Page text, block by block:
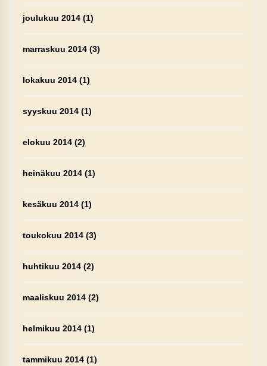
joulukuu 2014(1)
marraskuu 2014(3)
lokakuu 2014(1)
syyskuu 2014(1)
elokuu 2014(2)
heinäkuu 2014(1)
kesäkuu 2014(1)
toukokuu 2014(3)
huhtikuu 2014(2)
maaliskuu 2014(2)
helmikuu 2014(1)
tammikuu 2014(1)